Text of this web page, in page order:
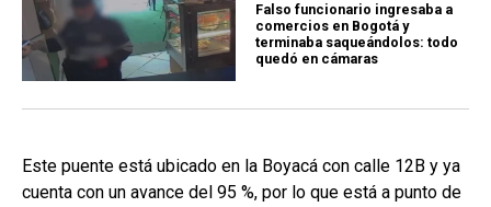
Falso funcionario ingresaba a
comercios en Bogotá y
terminaba saqueándolos: todo
quedó en cámaras
Este puente está ubicado en la Boyacá con calle 12B y ya
cuenta con un avance del 95 %, por lo que está a punto de